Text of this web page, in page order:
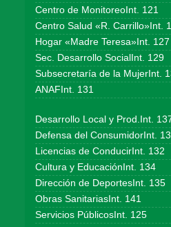
Centro de MonitoreoInt. 121
Centro Salud «R. Carrillo»Int.
Hogar «Madre Teresa»Int. 127
Sec. Desarrollo SocialInt. 129
Subsecretaría de la MujerInt.
ANAFInt. 131
Desarrollo Local y Prod.Int.
Defensa del ConsumidorInt.
Licencias de ConducirInt. 132
Cultura y EducaciónInt. 134
Dirección de DeportesInt. 135
Obras SanitariasInt. 141
Servicios PúblicosInt. 125